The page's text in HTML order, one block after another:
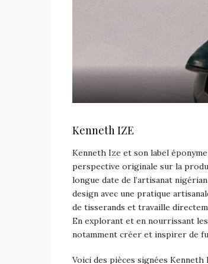
Kenneth IZE
Kenneth Ize et son label
perspective originale sur la
longue date de l’artisanat
design avec une pratique
de tisserands et travaille
En explorant et en nourrissant
notamment créer et inspirer de
Voici des pièces signées Kenneth